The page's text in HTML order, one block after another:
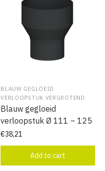
BLAUW GEGLOEID
VERLOOPSTUK VERGROTEND
Blauw gegloeid
verloopstuk Ø 111 – 125
€38,21
Add to cart